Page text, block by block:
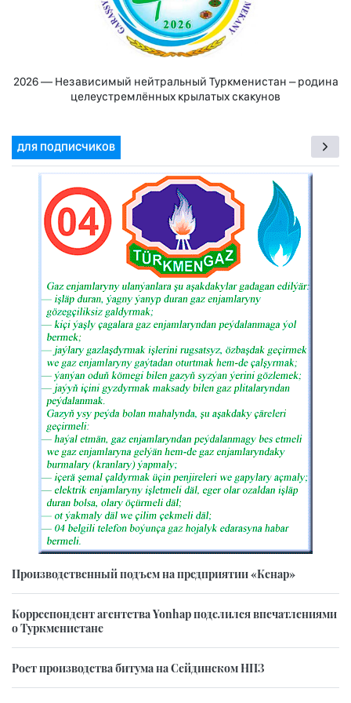
2026 — Независимый нейтральный Туркменистан – родина
целеустремлённых крылатых скакунов
ДЛЯ ПОДПИСЧИКОВ
Производственный подъем на предприятии «Кенар»
Корреспондент агентства Yonhap поделился впечатлениями
о Туркменистане
Рост производства битума на Сейдинском НПЗ